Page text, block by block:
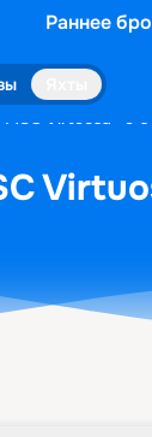
Раннее
Virtuosa» с